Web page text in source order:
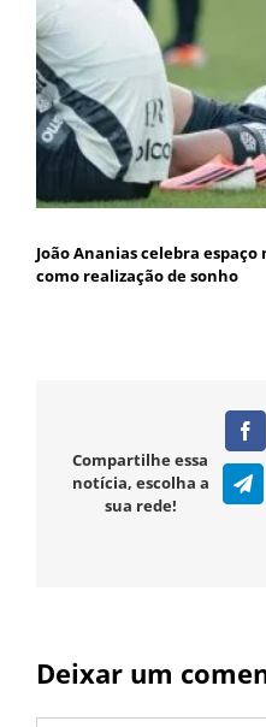
João Ananias celebra
como realização de sonho
Compartilhe essa
notícia, escolha a
sua rede!
Deixar um